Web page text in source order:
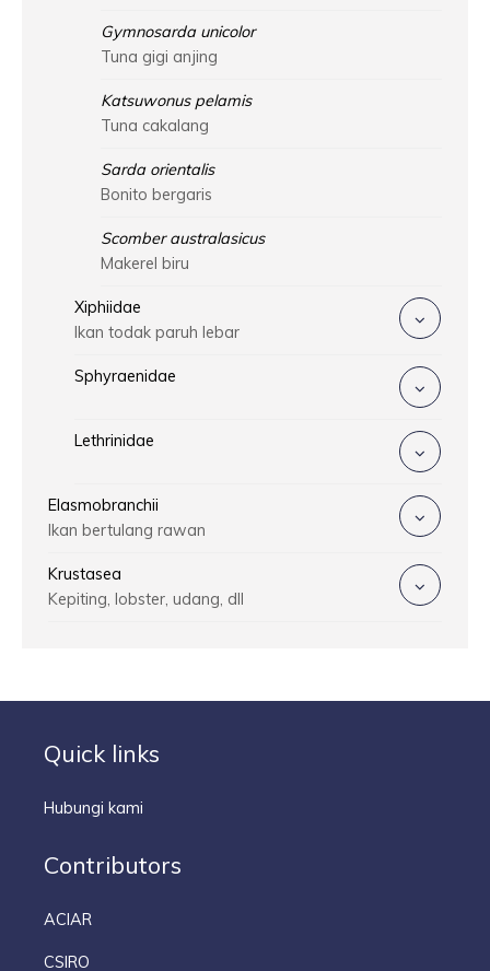
Gymnosarda unicolor
Tuna gigi anjing
Katsuwonus pelamis
Tuna cakalang
Sarda orientalis
Bonito bergaris
Scomber australasicus
Makerel biru
Xiphiidae
Ikan todak paruh lebar
Sphyraenidae
Lethrinidae
Elasmobranchii
Ikan bertulang rawan
Krustasea
Kepiting, lobster, udang, dll
Quick links
Hubungi kami
Contributors
ACIAR
CSIRO